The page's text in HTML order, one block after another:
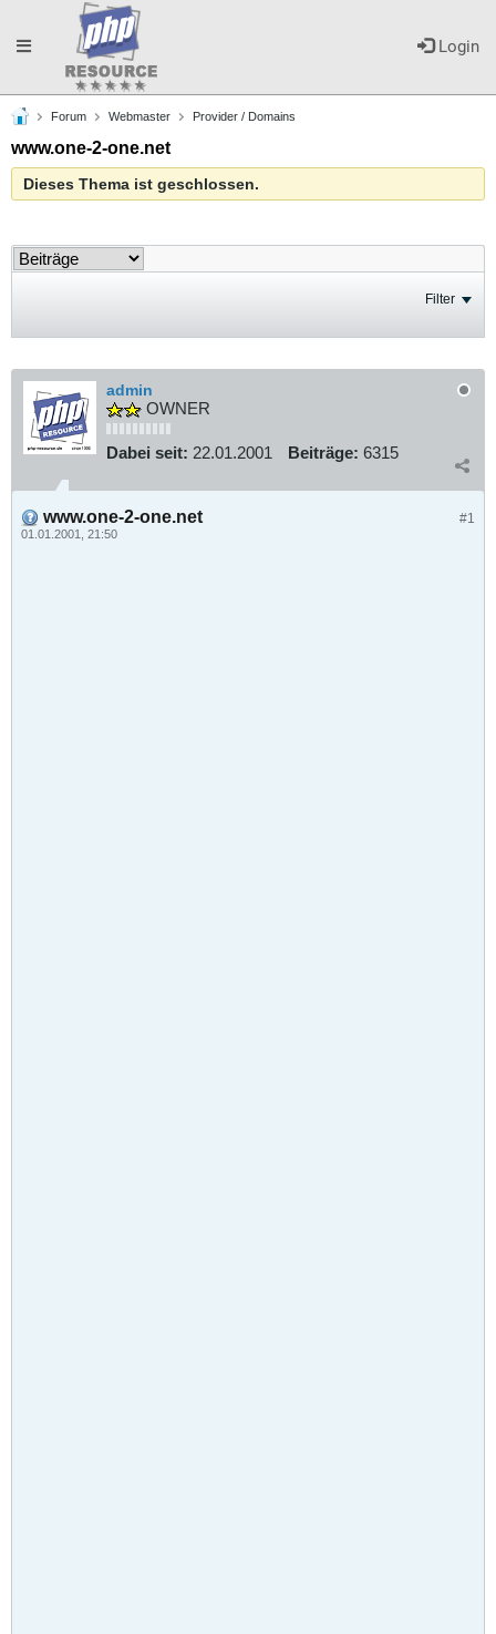
Login
Toggle
navigation
Forum Webmaster Provider / Domains
www.one-2-one.net
Dieses Thema ist geschlossen.
Filter
admin
OWNER
Dabei seit: 22.01.2001 Beiträge: 6315
#1
www.one-2-one.net
01.01.2001, 21:50